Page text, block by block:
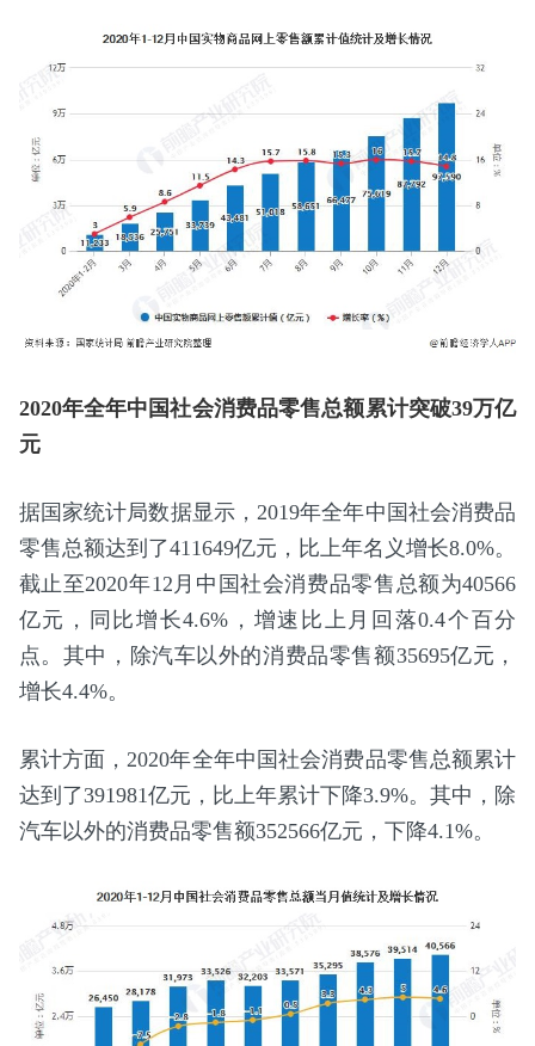
2020年全年中国社会消费品零售总额累计突破39万亿
元
据国家统计局数据显示，2019年全年中国社会消费品
零售总额达到了411649亿元，比上年名义增长8.0%。
截止至2020年12月中国社会消费品零售总额为40566
亿元，同比增长4.6%，增速比上月回落0.4个百分
点。其中，除汽车以外的消费品零售额35695亿元，
增长4.4%。
累计方面，2020年全年中国社会消费品零售总额累计
达到了391981亿元，比上年累计下降3.9%。其中，除
汽车以外的消费品零售额352566亿元，下降4.1%。